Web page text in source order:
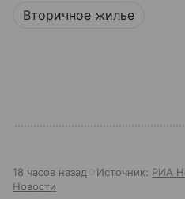
Вторичное жилье
18 часов назад Источник: РИА
Новости